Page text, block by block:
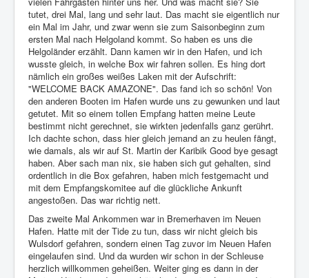
tutet, drei Mal, lang und sehr laut. Das macht sie eigentlich nur
ein Mal im Jahr, und zwar wenn sie zum Saisonbeginn zum
ersten Mal nach Helgoland kommt. So haben es uns die
Helgoländer erzählt. Dann kamen wir in den Hafen, und ich
wusste gleich, in welche Box wir fahren sollen. Es hing dort
nämlich ein großes weißes Laken mit der Aufschrift:
"WELCOME BACK AMAZONE". Das fand ich so schön! Von
den anderen Booten im Hafen wurde uns zu gewunken und laut
getutet. Mit so einem tollen Empfang hatten meine Leute
bestimmt nicht gerechnet, sie wirkten jedenfalls ganz gerührt.
Ich dachte schon, dass hier gleich jemand an zu heulen fängt,
wie damals, als wir auf St. Martin der Karibik Good bye gesagt
haben. Aber sach man nix, sie haben sich gut gehalten, sind
ordentlich in die Box gefahren, haben mich festgemacht und
mit dem Empfangskomitee auf die glückliche Ankunft
angestoßen. Das war richtig nett.
Das zweite Mal Ankommen war in Bremerhaven im Neuen
Hafen. Hatte mit der Tide zu tun, dass wir nicht gleich bis
Wulsdorf gefahren, sondern einen Tag zuvor im Neuen Hafen
eingelaufen sind. Und da wurden wir schon in der Schleuse
herzlich willkommen geheißen. Weiter ging es dann in der